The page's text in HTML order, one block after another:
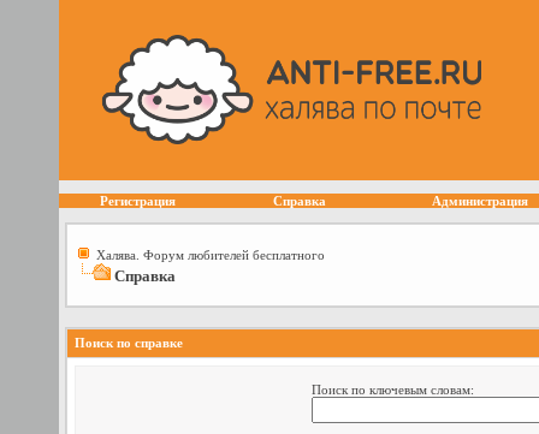
Регистрация Справка Администрация
Халява. Форум любителей бесплатного
Справка
Поиск по справке
Поиск по ключевым словам: